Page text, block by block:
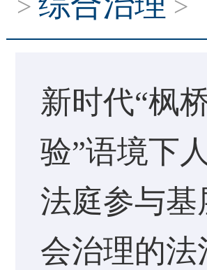
> >
新时代“枫
验”语境下
法庭参与基
会治理的法